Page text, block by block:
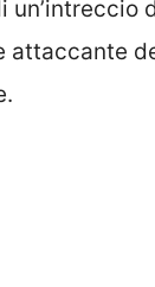
un’intreccio
attaccante